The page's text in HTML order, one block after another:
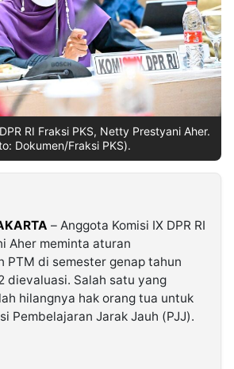
RI Fraksi PKS, Netty Prestyani Aher.
Dokumen/Fraksi PKS).
– Anggota Komisi IX DPR RI
Aher meminta aturan
PTM di semester genap tahun
dievaluasi. Salah satu yang
hilangnya hak orang tua untuk
Pembelajaran Jarak Jauh (PJJ).